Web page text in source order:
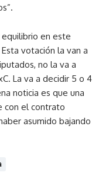
equilibrio en este
votación la van a
no la va a
La va a decidir 5 o 4
noticia es que una
con el contrato
asumido bajando